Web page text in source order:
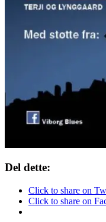
Del dette:
Click to share on
Click to share on